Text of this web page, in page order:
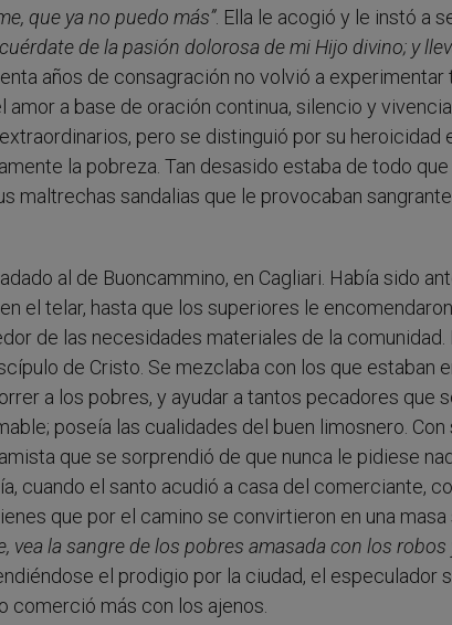
que ya no puedo más”. Ella le acogió y le instó a
de la pasión dolorosa de mi Hijo divino; y
años de consagración no volvió a experimentar
a base de oración continua, silencio y
pero se distinguió por su heroicidad
la pobreza. Tan desasido estaba de todo
maltrechas sandalias que le provocaban
al de Buoncammino, en Cagliari. Había sido
el telar, hasta que los superiores le
de las necesidades materiales de la comunidad.
de Cristo. Se mezclaba con los que estaban
a los pobres, y ayudar a tantos pecadores que
poseía las cualidades del buen limosnero. Con
que se sorprendió de que nunca le pidiese
cuando el santo acudió a casa del comerciante,
que por el camino se convirtieron en una masa
vea la sangre de los pobres amasada con los
el prodigio por la ciudad, el especulador
comerció más con los ajenos.